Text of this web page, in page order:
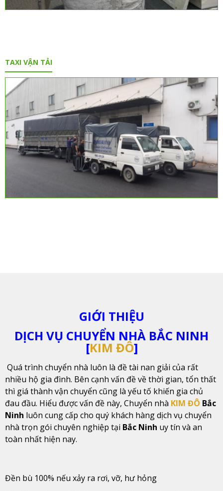
TAXI VẬN TẢI
GIỚI THIỆU
DỊCH VỤ CHUYỂN NHÀ BẮC NINH
[KIM ĐÔ]
Quá trình chuyển nhà luôn là đề tài nan giải của rất
nhiều hộ gia đình. Bên cạnh vấn đề về thời gian, tổn thất
thì giá thành vận chuyển cũng là yếu tố khiến gia chủ
đau đầu. Hiểu được vấn đề này, Chuyển nhà KIM ĐÔ Bắc
Ninh luôn cung cấp cho quý khách hàng dịch vụ chuyển
nhà trọn gói chuyên nghiệp tại Bắc Ninh uy tín và an
toàn nhất hiện nay.
Đền bù 100% nếu xảy ra rơi, vỡ, hư hỏng